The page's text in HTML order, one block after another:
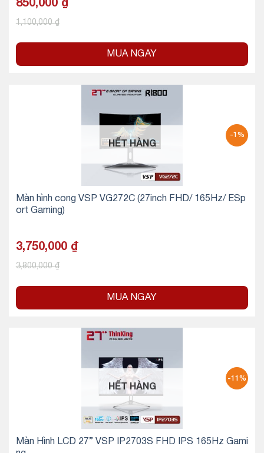
850,000 ₫
1,100,000₫
MUA NGAY
-1%
HẾT HÀNG
Màn hình cong VSP VG272C (27inch FHD/ 165Hz/ ESp
ort Gaming)
3,750,000 ₫
3,800,000₫
MUA NGAY
-11%
HẾT HÀNG
Màn Hình LCD 27” VSP IP2703S FHD IPS 165Hz Gami